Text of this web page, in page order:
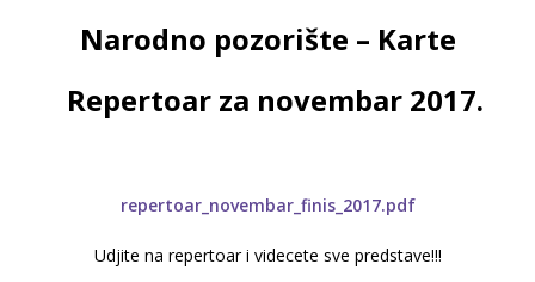
Narodno pozorište – Karte
Repertoar za novembar 2017.
repertoar_novembar_finis_2017.pdf
Udjite na repertoar i videcete sve predstave!!!